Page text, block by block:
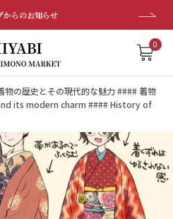
からのお知らせ
0
物の歴史とその現代的な魅力 #### 着物
its modern charm #### History of